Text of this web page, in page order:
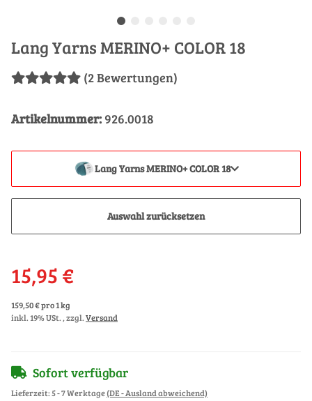
Lang Yarns MERINO+ COLOR 18
(2 Bewertungen)
Artikelnummer: 926.0018
Lang Yarns MERINO+ COLOR 18
Auswahl zurücksetzen
15,95 €
159,50 € pro 1 kg
inkl. 19% USt. , zzgl.Versand
Sofort verfügbar
Lieferzeit:5 - 7 Werktage(DE - Ausland abweichend)